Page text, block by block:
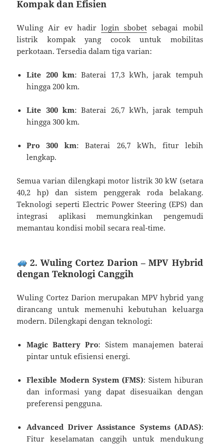
Kompak dan Efisien
Wuling Air ev hadir login sbobet sebagai mobil
listrik kompak yang cocok untuk mobilitas
perkotaan. Tersedia dalam tiga varian:
Lite 200 km: Baterai 17,3 kWh, jarak tempuh
hingga 200 km.
Lite 300 km: Baterai 26,7 kWh, jarak tempuh
hingga 300 km.
Pro 300 km: Baterai 26,7 kWh, fitur lebih
lengkap.
Semua varian dilengkapi motor listrik 30 kW (setara
40,2 hp) dan sistem penggerak roda belakang.
Teknologi seperti Electric Power Steering (EPS) dan
integrasi aplikasi memungkinkan pengemudi
memantau kondisi mobil secara real-time.
2. Wuling Cortez Darion – MPV Hybrid
dengan Teknologi Canggih
Wuling Cortez Darion merupakan MPV hybrid yang
dirancang untuk memenuhi kebutuhan keluarga
modern. Dilengkapi dengan teknologi:
Magic Battery Pro: Sistem manajemen baterai
pintar untuk efisiensi energi.
Flexible Modern System (FMS): Sistem hiburan
dan informasi yang dapat disesuaikan dengan
preferensi pengguna.
Advanced Driver Assistance Systems (ADAS):
Fitur keselamatan canggih untuk mendukung